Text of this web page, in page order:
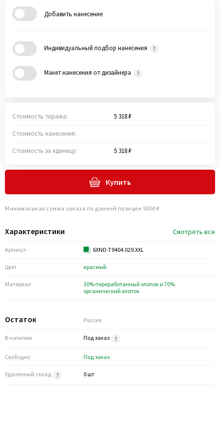
Характеристики Смотреть все
Артикул 6XND-T9404.029.XXL
Цвет красный
Материал
30% переработанный хлопок и 70%
органический хлопок
Остаток Россия
В наличии Под заказ
Свободно Под заказ
Удалённый склад 0 шт
Добавить нанесение
Индивидуальный подбор нанесения
Макет нанесения от дизайнера
Стоимость тиража: 5 318 ₽
Стоимость нанесения:
Стоимость за единицу: 5 318 ₽
Купить
Минимальная сумма заказа по данной позиции 5000 ₽